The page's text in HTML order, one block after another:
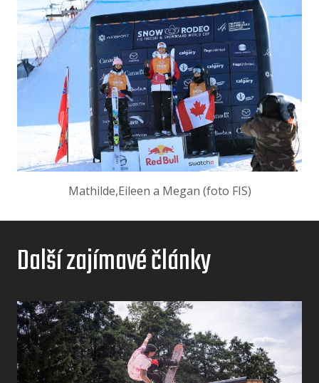
Mathilde,Eileen a Megan (foto FIS)
Další zajímavé články